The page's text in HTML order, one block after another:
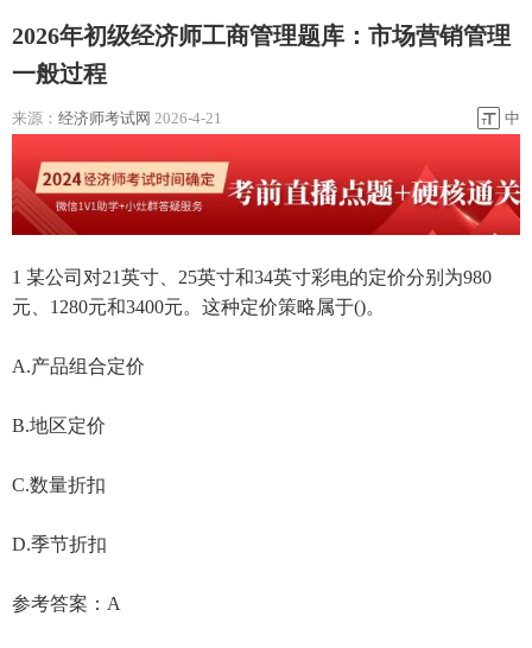
2026年初级经济师工商管理题库：市场营销管理
一般过程
来源： 经济师考试网 2026-4-21 中
1 某公司对21英寸、25英寸和34英寸彩电的定价分别为980
元、1280元和3400元。这种定价策略属于()。
A.产品组合定价
B.地区定价
C.数量折扣
D.季节折扣
参考答案：A